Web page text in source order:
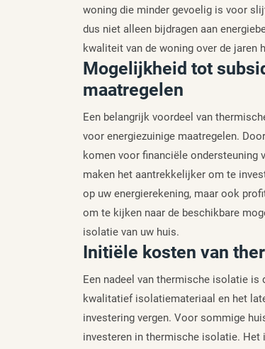
woning die minder gevoelig is voor
dus niet alleen bijdragen aan
kwaliteit van de woning over de jaren
Mogelijkheid tot
maatregelen
Een belangrijk voordeel van
voor energiezuinige maatregelen.
komen voor financiële ondersteuning
maken het aantrekkelijker om te
op uw energierekening, maar ook
om te kijken naar de beschikbare
isolatie van uw huis.
Initiële kosten van
Een nadeel van thermische isolatie
kwalitatief isolatiemateriaal en het
investering vergen. Voor sommige
investeren in thermische isolatie.